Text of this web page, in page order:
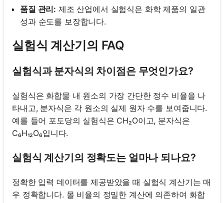
품질 관리: 제조 산업에서 실험식은 화학 제품의 일관
성과 순도를 보장합니다.
실험식 계산기의 FAQ
실험식과 분자식의 차이점은 무엇인가요?
실험식은 화합물 내 원소의 가장 간단한 정수 비율을 나
타내고, 분자식은 각 원소의 실제 원자 수를 보여줍니다.
예를 들어 포도당의 실험식은 CH₂O이고, 분자식은
C₆H₁₂O₆입니다.
실험식 계산기의 정확도는 얼마나 되나요?
정확한 입력 데이터를 제공받았을 때 실험식 계산기는 매
우 정확합니다. 몰 비율의 정밀한 계산에 의존하여 화합